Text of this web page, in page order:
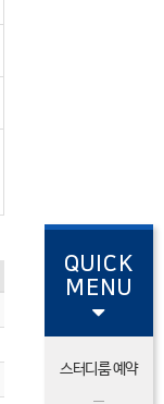
QUICK
MENU
스터디룸 예약